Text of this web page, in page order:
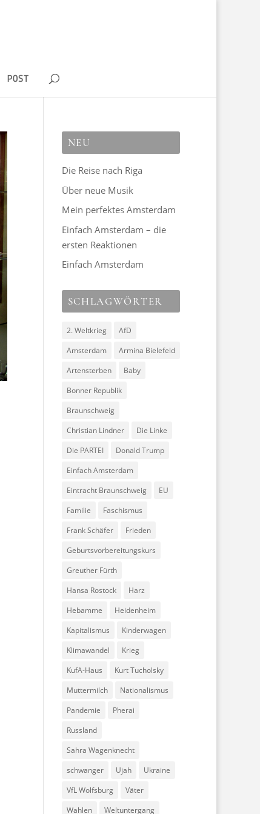
POST
NEU
Die Reise nach Riga
Über neue Musik
Mein perfektes Amsterdam
Einfach Amsterdam – die
ersten Reaktionen
Einfach Amsterdam
SCHLAGWÖRTER
2. Weltkrieg
AfD
Amsterdam
Armina Bielefeld
Artensterben
Baby
Bonner Republik
Braunschweig
Christian Lindner
Die Linke
Die PARTEI
Donald Trump
Einfach Amsterdam
Eintracht Braunschweig
EU
Familie
Faschismus
Frank Schäfer
Frieden
Geburtsvorbereitungskurs
Greuther Fürth
Hansa Rostock
Harz
Hebamme
Heidenheim
Kapitalismus
Kinderwagen
Klimawandel
Krieg
KufA-Haus
Kurt Tucholsky
Muttermilch
Nationalismus
Pandemie
Pherai
Russland
Sahra Wagenknecht
schwanger
Ujah
Ukraine
VfL Wolfsburg
Väter
Wahlen
Weltuntergang